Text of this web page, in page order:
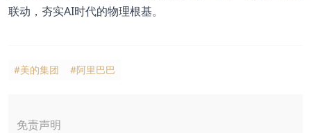
联动，夯实AI时代的物理根基。
#美的集团 #阿里巴巴
免责声明